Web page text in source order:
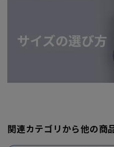
関連カテゴリから他の商